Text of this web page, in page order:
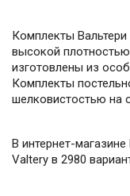
Комплекты
высокой
изготовлены из
Комплекты
шелковистостью на
В интернет-
Valtery в 2980